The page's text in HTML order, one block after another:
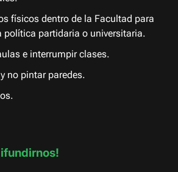
físicos dentro de la Facultad para
política partidaria o universitaria.
e interrumpir clases.
no pintar paredes.